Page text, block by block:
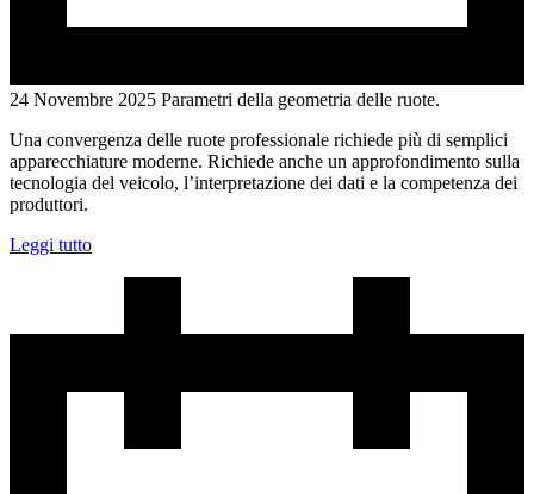
24 Novembre 2025 Parametri della geometria delle ruote.
Una convergenza delle ruote professionale richiede più di semplici
apparecchiature moderne. Richiede anche un approfondimento sulla
tecnologia del veicolo, l’interpretazione dei dati e la competenza dei
produttori.
Leggi tutto